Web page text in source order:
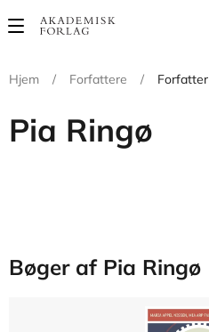
Main
Hjem
/ Forfattere / Forfatter
Pia Ringø
Bøger af Pia Ringø